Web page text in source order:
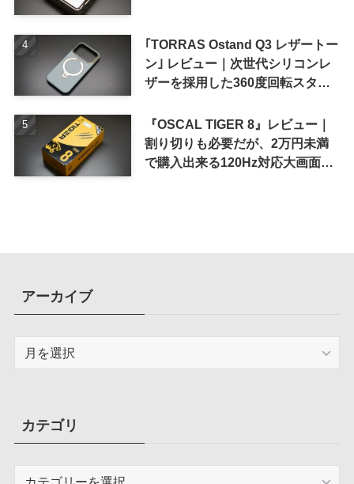
｢TORRAS Ostand Q3 レザートー
ン｣ レビュー｜次世代シリコンレ
ザーを採用した360度回転スタン
『OSCAL TIGER 8』レビュー｜
割り切りも必要だが、2万円未満
で購入出来る120Hz対応大画面ス
アーカイブ
ブカテゴリ